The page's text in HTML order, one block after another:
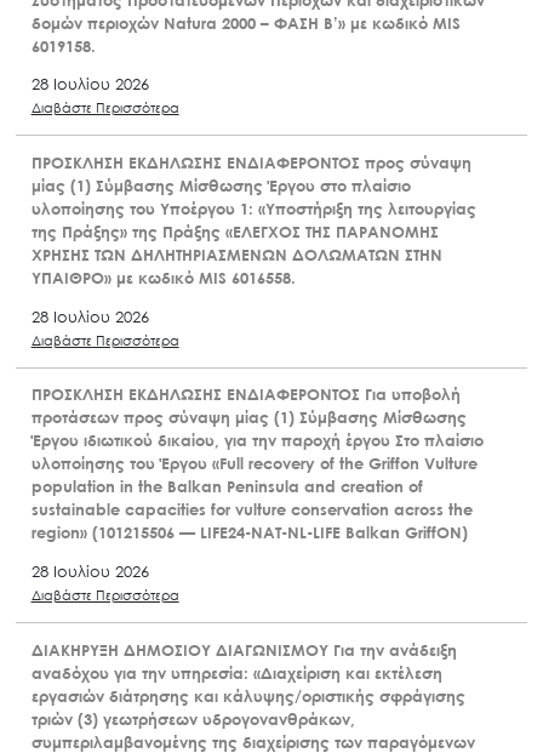
δομών περιοχών Natura 2000 – ΦΑΣΗ Β’» με κωδικό MIS
6019158.
28 Ιουλίου 2026
Διαβάστε Περισσότερα
ΠΡΟΣΚΛΗΣΗ ΕΚΔΗΛΩΣΗΣ ΕΝΔΙΑΦΕΡΟΝΤΟΣ προς σύναψη
μίας (1) Σύμβασης Μίσθωσης Έργου στο πλαίσιο
υλοποίησης του Υποέργου 1: «Υποστήριξη της λειτουργίας
της Πράξης» της Πράξης «ΕΛΕΓΧΟΣ ΤΗΣ ΠΑΡΑΝΟΜΗΣ
ΧΡΗΣΗΣ ΤΩΝ ΔΗΛΗΤΗΡΙΑΣΜΕΝΩΝ ΔΟΛΩΜΑΤΩΝ ΣΤΗΝ
ΥΠΑΙΘΡΟ» με κωδικό MIS 6016558.
28 Ιουλίου 2026
Διαβάστε Περισσότερα
ΠΡΟΣΚΛΗΣΗ ΕΚΔΗΛΩΣΗΣ ΕΝΔΙΑΦΕΡΟΝΤΟΣ Για υποβολή
προτάσεων προς σύναψη μίας (1) Σύμβασης Μίσθωσης
Έργου ιδιωτικού δικαίου, για την παροχή έργου Στο πλαίσιο
υλοποίησης του Έργου «Full recovery of the Griffon Vulture
population in the Balkan Peninsula and creation of
sustainable capacities for vulture conservation across the
region» (101215506 — LIFE24-NAT-NL-LIFE Balkan GriffON)
28 Ιουλίου 2026
Διαβάστε Περισσότερα
ΔΙΑΚΗΡΥΞΗ ΔΗΜΟΣΙΟΥ ΔΙΑΓΩΝΙΣΜΟΥ Για την ανάδειξη
αναδόχου για την υπηρεσία: «Διαχείριση και εκτέλεση
εργασιών διάτρησης και κάλυψης/οριστικής σφράγισης
τριών (3) γεωτρήσεων υδρογονανθράκων,
συμπεριλαμβανομένης της διαχείρισης των παραγόμενων